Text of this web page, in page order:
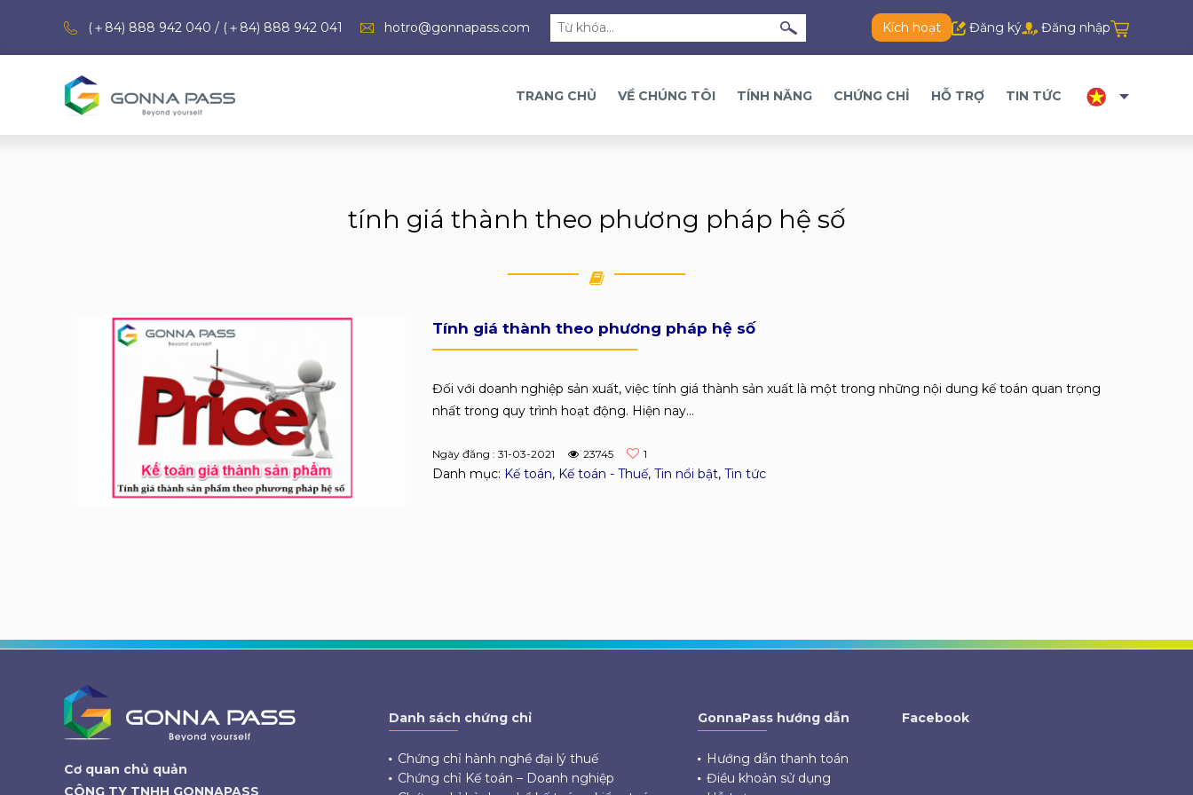
(＋84) 888 942 040 / (＋84) 888 942 041 hotro@gonnapass.com Kích hoạt Đăng ký Đăng nhập
TRANG CHỦ VỀ CHÚNG TÔI TÍNH NĂNG CHỨNG CHỈ HỖ TRỢ TIN TỨC
tính giá thành theo phương pháp hệ số
Tính giá thành theo phương pháp hệ số
Đối với doanh nghiệp sản xuất, việc tính giá thành sản xuất là một trong những nội dung kế toán quan trọng
nhất trong quy trình hoạt động. Hiện nay...
Ngày đăng : 31-03-2021 23745 1
Danh mục: Kế toán, Kế toán - Thuế, Tin nổi bật, Tin tức
Cơ quan chủ quản
CÔNG TY TNHH GONNAPASS
Danh sách chứng chỉ
Chứng chỉ hành nghề đại lý thuế
Chứng chỉ Kế toán – Doanh nghiệp
GonnaPass hướng dẫn
Hướng dẫn thanh toán
Điều khoản sử dụng
Facebook